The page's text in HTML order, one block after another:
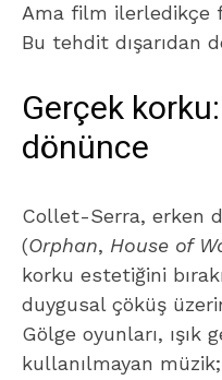
Ama film ilerledikçe
Bu tehdit dışarıdan
Gerçek
dönünce
Collet-Serra, erken
(Orphan, House of
korku estetiğini
duygusal çöküş
Gölge oyunları, ışık
kullanılmayan müzik;